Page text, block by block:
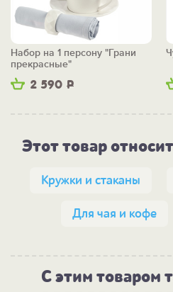
2 590 Р
Набор на 1 персону "Грани
прекрасные"
Этот товар
Кружки и стаканы
Для чая и кофе
С этим товаром